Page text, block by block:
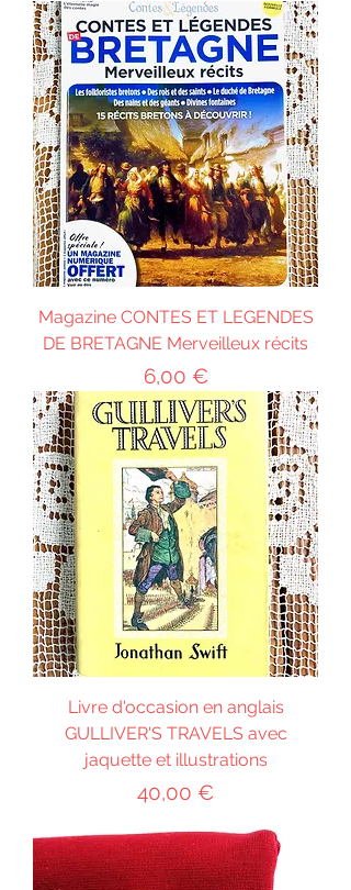
Magazine CONTES ET LEGENDES
DE BRETAGNE Merveilleux récits
Prix
6,00 €
Livre d'occasion en anglais
GULLIVER'S TRAVELS avec
jaquette et illustrations
Prix
40,00 €